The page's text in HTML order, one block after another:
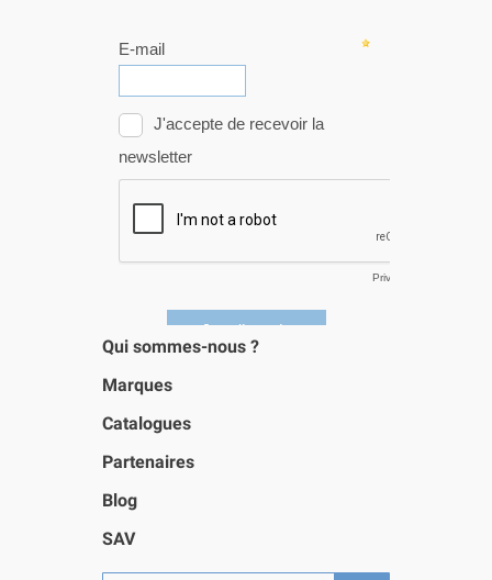
Qui sommes-nous ?
Marques
Catalogues
Partenaires
Blog
SAV